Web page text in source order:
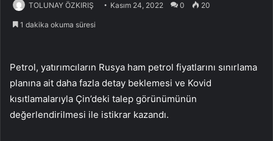
TOLUNAY ÖZKIRIŞ Kasım 24, 2022 0 20
1 dakika okuma süresi
Petrol, yatırımcıların Rusya ham petrol fiyatlarını sınırlama
planına ait daha fazla detay beklemesi ve Kovid
kısıtlamalarıyla Çin’deki talep görünümünün
değerlendirilmesi ile istikrar kazandı.